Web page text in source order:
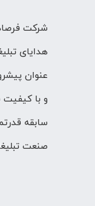
هدایای
عنوان
و با
سابقه
صنعت